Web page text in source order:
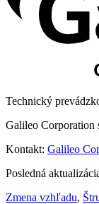
Technický
Galileo Corporation
Kontakt: Galileo
Posledná
Zmena vzhľadu,